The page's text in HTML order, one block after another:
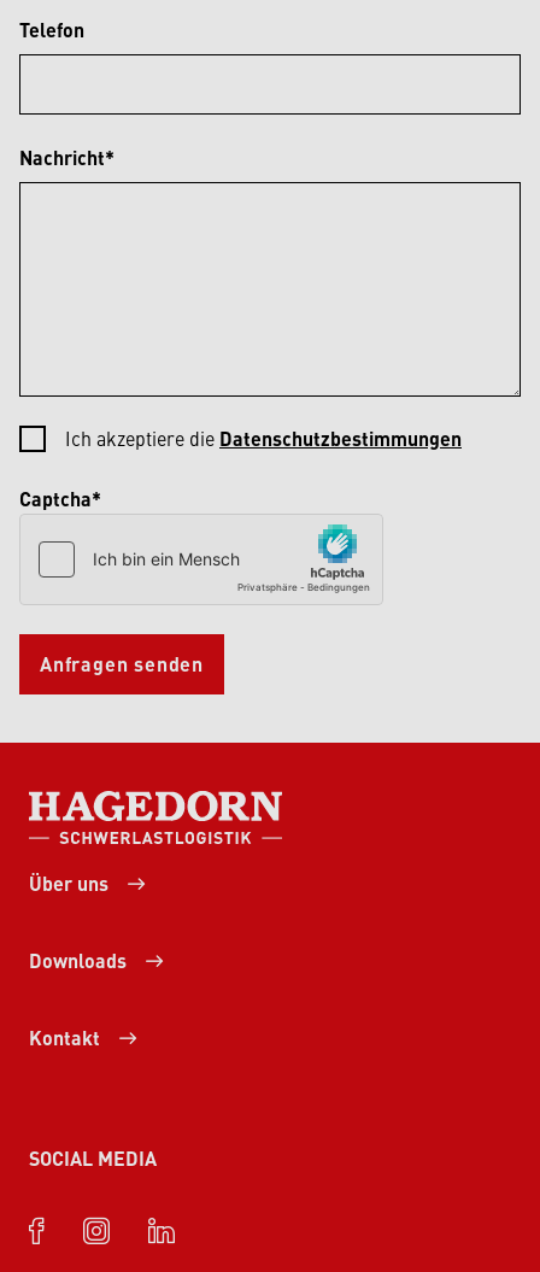
Telefon
Nachricht*
Ich akzeptiere die Datenschutzbestimmungen
Captcha*
Anfragen senden
HAGEDORN SCHWERLASTLOGISTIK
Über uns
Downloads
Kontakt
SOCIAL MEDIA